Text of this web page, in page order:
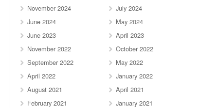
November 2024
July 2024
June 2024
May 2024
June 2023
April 2023
November 2022
October 2022
September 2022
May 2022
April 2022
January 2022
August 2021
April 2021
February 2021
January 2021